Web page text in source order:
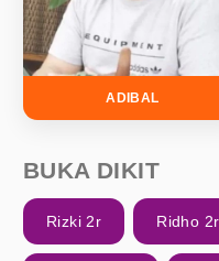
ADIBAL
BUKA DIKIT
Rizki 2r Ridho 2r